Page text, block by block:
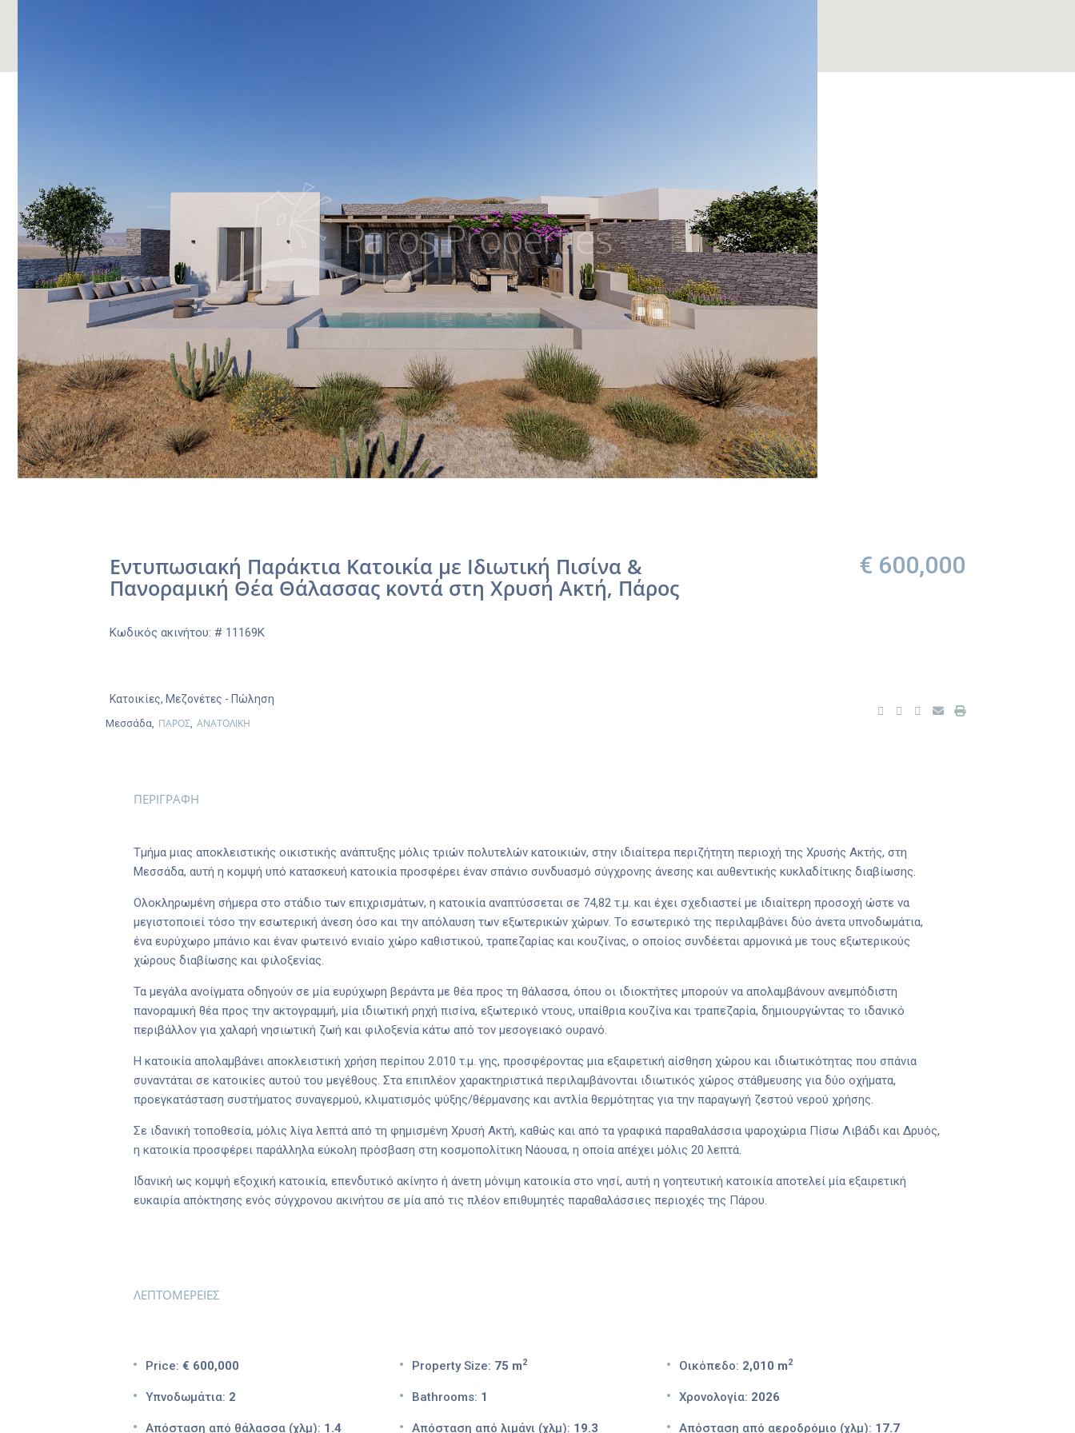
Εντυπωσιακή Παράκτια Κατοικία με Ιδιωτική Πισίνα &
Πανοραμική Θέα Θάλασσας κοντά στη Χρυσή Ακτή, Πάρος
€ 600,000
Κωδικός ακινήτου: # 11169K
Κατοικίες, Μεζονέτες - Πώληση
Μεσσάδα, ΠΑΡΟΣ ΑΝΑΤΟΛΙΚΗ
ΠΕΡΙΓΡΑΦΗ
Τμήμα μιας αποκλειστικής οικιστικής ανάπτυξης μόλις τριών πολυτελών κατοικιών, στην ιδιαίτερα περιζήτητη περιοχή της Χρυσής Ακτής, στη
Μεσσάδα, αυτή η κομψή υπό κατασκευή κατοικία προσφέρει έναν σπάνιο συνδυασμό σύγχρονης άνεσης και αυθεντικής κυκλαδίτικης διαβίωσης.
Ολοκληρωμένη σήμερα στο στάδιο των επιχρισμάτων, η κατοικία αναπτύσσεται σε 74,82 τ.μ. και έχει σχεδιαστεί με ιδιαίτερη προσοχή ώστε να
μεγιστοποιεί τόσο την εσωτερική άνεση όσο και την απόλαυση των εξωτερικών χώρων. Το εσωτερικό της περιλαμβάνει δύο άνετα υπνοδωμάτια,
ένα ευρύχωρο μπάνιο και έναν φωτεινό ενιαίο χώρο καθιστικού, τραπεζαρίας και κουζίνας, ο οποίος συνδέεται αρμονικά με τους εξωτερικούς
χώρους διαβίωσης και φιλοξενίας.
Τα μεγάλα ανοίγματα οδηγούν σε μία ευρύχωρη βεράντα με θέα προς τη θάλασσα, όπου οι ιδιοκτήτες μπορούν να απολαμβάνουν ανεμπόδιστη
πανοραμική θέα προς την ακτογραμμή, μία ιδιωτική ρηχή πισίνα, εξωτερικό ντους, υπαίθρια κουζίνα και τραπεζαρία, δημιουργώντας το ιδανικό
περιβάλλον για χαλαρή νησιωτική ζωή και φιλοξενία κάτω από τον μεσογειακό ουρανό.
Η κατοικία απολαμβάνει αποκλειστική χρήση περίπου 2.010 τ.μ. γης, προσφέροντας μια εξαιρετική αίσθηση χώρου και ιδιωτικότητας που σπάνια
συναντάται σε κατοικίες αυτού του μεγέθους. Στα επιπλέον χαρακτηριστικά περιλαμβάνονται ιδιωτικός χώρος στάθμευσης για δύο οχήματα,
προεγκατάσταση συστήματος συναγερμού, κλιματισμός ψύξης/θέρμανσης και αντλία θερμότητας για την παραγωγή ζεστού νερού χρήσης.
Σε ιδανική τοποθεσία, μόλις λίγα λεπτά από τη φημισμένη Χρυσή Ακτή, καθώς και από τα γραφικά παραθαλάσσια ψαροχώρια Πίσω Λιβάδι και Δρυός,
η κατοικία προσφέρει παράλληλα εύκολη πρόσβαση στη κοσμοπολίτικη Νάουσα, η οποία απέχει μόλις 20 λεπτά.
Ιδανική ως κομψή εξοχική κατοικία, επενδυτικό ακίνητο ή άνετη μόνιμη κατοικία στο νησί, αυτή η γοητευτική κατοικία αποτελεί μία εξαιρετική
ευκαιρία απόκτησης ενός σύγχρονου ακινήτου σε μία από τις πλέον επιθυμητές παραθαλάσσιες περιοχές της Πάρου.
ΛΕΠΤΟΜΕΡΕΙΕΣ
Price: € 600,000 Property Size: 75 m2 Οικόπεδο: 2,010 m2
Υπνοδωμάτια: 2 Bathrooms: 1 Χρονολογία: 2026
Απόσταση από θάλασσα (χλμ): 1.4 Απόσταση από λιμάνι (χλμ): 19.3 Απόσταση από αεροδρόμιο (χλμ): 17.7